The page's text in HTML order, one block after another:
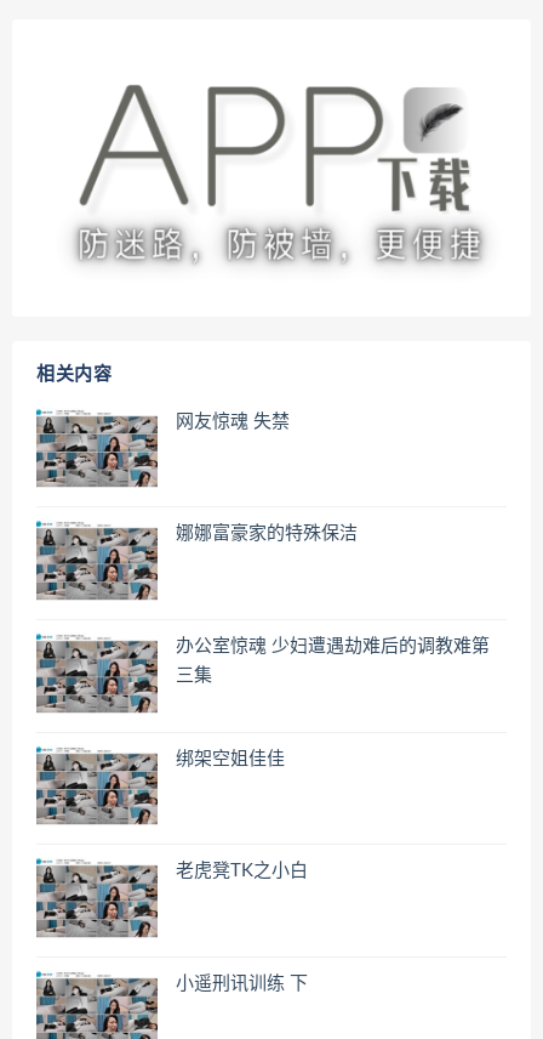
相关内容
网友惊魂 失禁
娜娜富豪家的特殊保洁
办公室惊魂 少妇遭遇劫难后的调教难第
三集
绑架空姐佳佳
老虎凳TK之小白
小遥刑讯训练 下